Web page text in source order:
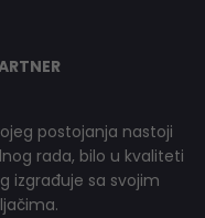
postojanja nastoji
rada, bilo u kvaliteti
izgrađuje sa svojim